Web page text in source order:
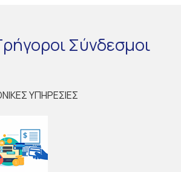
Σύνδεσμοι
ΥΠΗΡΕΣΙΕΣ